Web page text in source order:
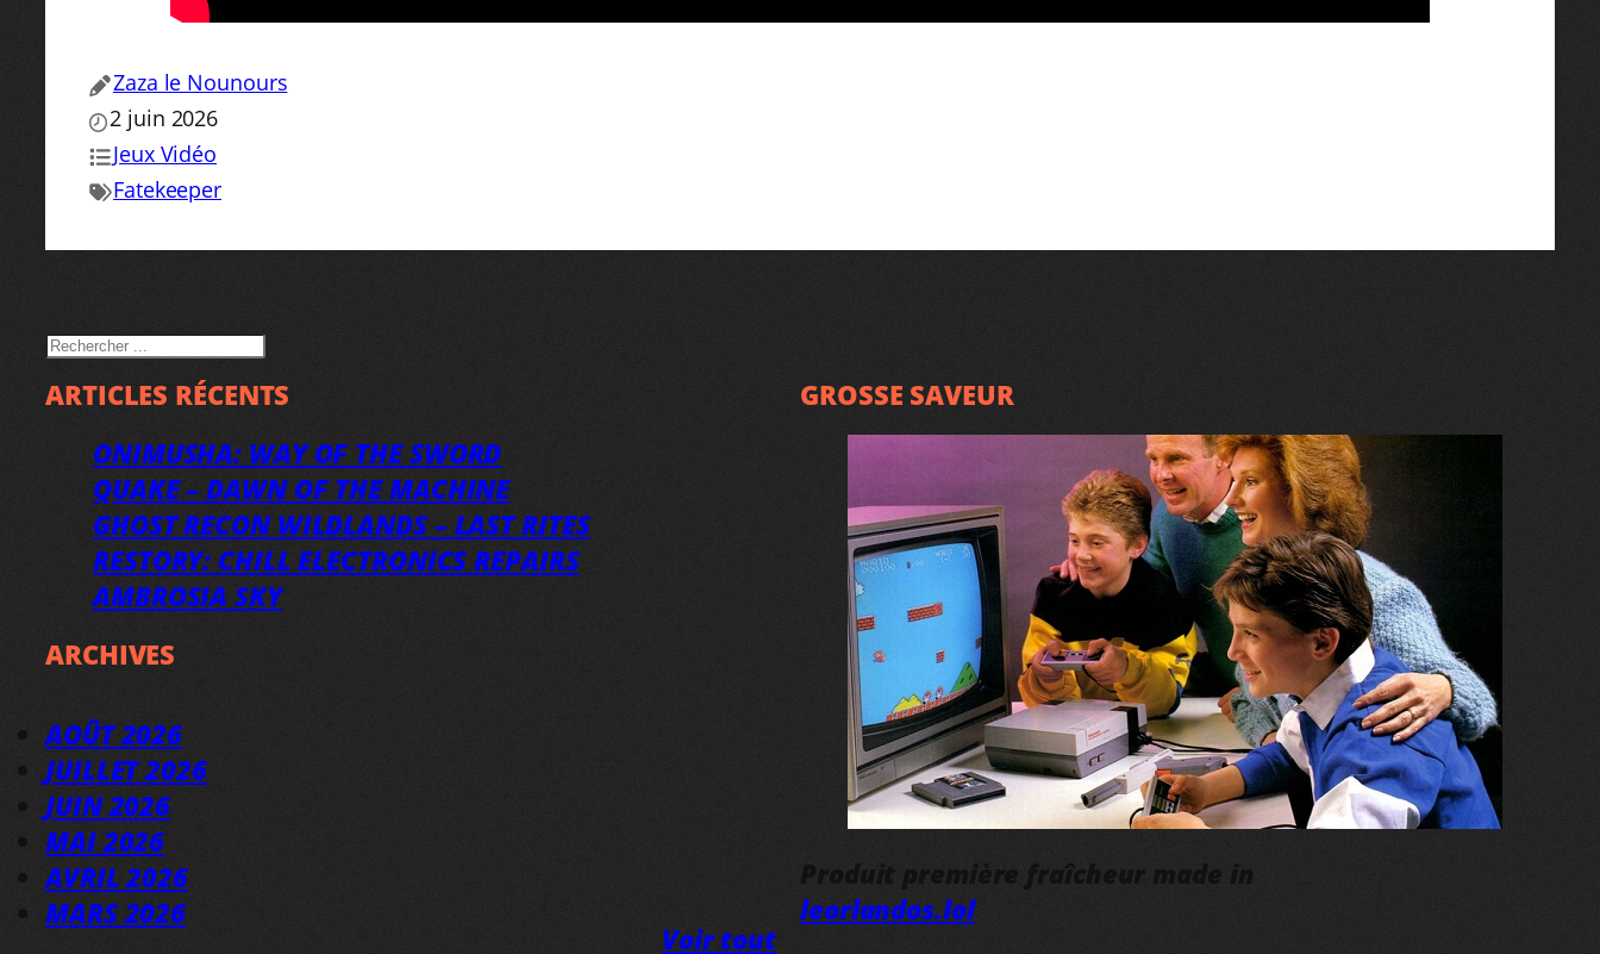
Zaza le Nounours
2 juin 2026
Jeux Vidéo
Fatekeeper
RECHERCHER
ARTICLES RÉCENTS
ONIMUSHA: WAY OF THE SWORD
QUAKE – DAWN OF THE MACHINE
GHOST RECON WILDLANDS – LAST RITES
RESTORY: CHILL ELECTRONICS REPAIRS
AMBROSIA SKY
ARCHIVES
AOÛT 2026
JUILLET 2026
JUIN 2026
MAI 2026
AVRIL 2026
MARS 2026
Voir tout
GROSSE SAVEUR
Produit première fraîcheur made in
leorlandos.lol